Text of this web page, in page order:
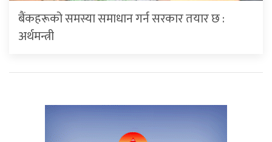
बैंकहरूको समस्या समाधान गर्न सरकार तयार छ :
अर्थमन्त्री